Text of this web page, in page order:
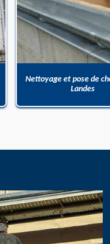
Nettoyage et pose de
Landes